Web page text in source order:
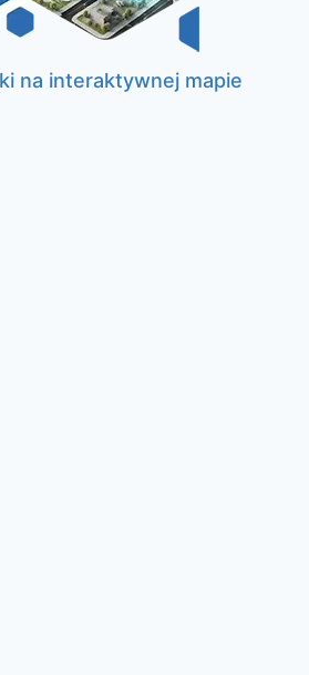
na interaktywnej mapie